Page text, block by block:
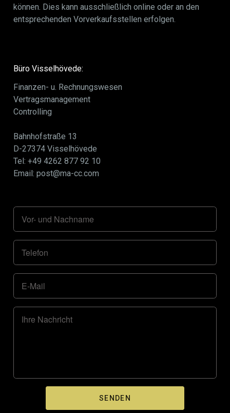
können. Dies kann ausschließlich online oder an den
entsprechenden Vorverkaufsstellen erfolgen.
Büro Visselhövede:
Finanzen- u. Rechnungswesen
Vertragsmanagement
Controlling
Bahnhofstraße 13
D-27374 Visselhövede
Tel: +49 4262 877 92 10
Email: post@ma-cc.com
Vor- und Nachname
Telefon
E-Mail
Ihre Nachricht